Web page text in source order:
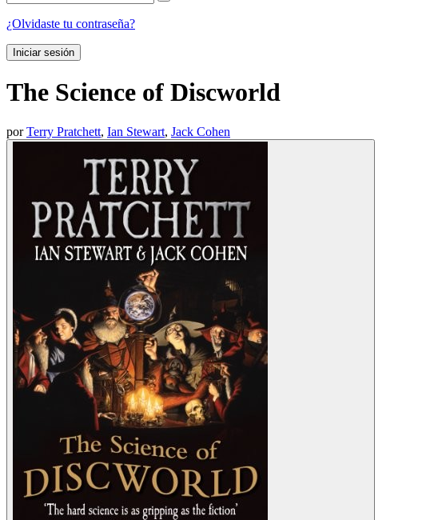
¿Olvidaste tu contraseña?
Iniciar sesión
The Science of Discworld
porTerry Pratchett, Ian Stewart, Jack Cohen